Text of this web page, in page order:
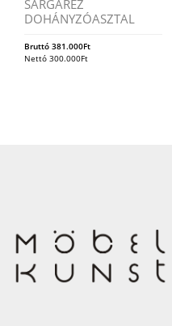
SÁRGARÉZ
DOHÁNYZÓASZTAL
Bruttó 381.000Ft
Nettó 300.000Ft